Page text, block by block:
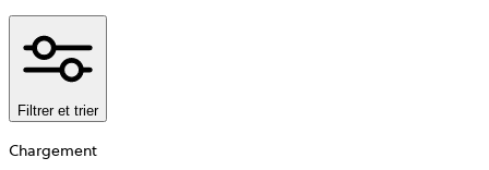
Filtrer et trier
Chargement